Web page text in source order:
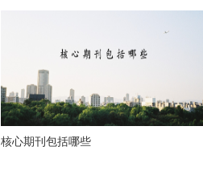
核心期刊包括哪些